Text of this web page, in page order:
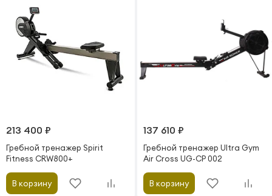
213 400 ₽
Гребной тренажер Spirit
Fitness CRW800+
В корзину
137 610 ₽
Гребной тренажер Ultra Gym
Air Cross UG-CP 002
В корзину